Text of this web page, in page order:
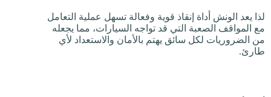
لذا يعد الونش أداة إنقاذ قوية وفعالة تسهل عملية التعامل
مع المواقف الصعبة التي قد تواجه السيارات، مما يجعله
من الضروريات لكل سائق يهتم بالأمان والاستعداد لأي
طارئ.